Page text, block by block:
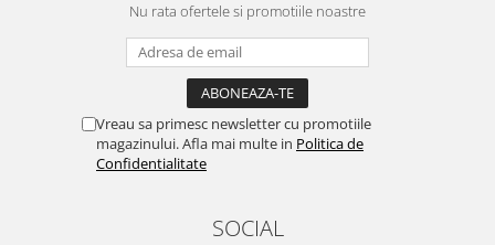
Nu rata ofertele si promotiile noastre
Vreau sa primesc newsletter cu promotiile
magazinului. Afla mai multe in Politica de
Confidentialitate
SOCIAL